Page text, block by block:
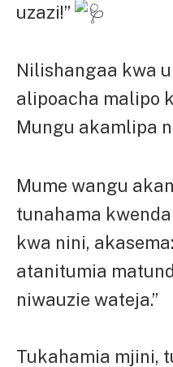
uzazi!”
Nilishangaa kwa
alipoacha malipo
Mungu akamlipa
Mume wangu
tunahama
kwa nini,
atanitumia
niwauzie wateja.”
Tukahamia mjini,